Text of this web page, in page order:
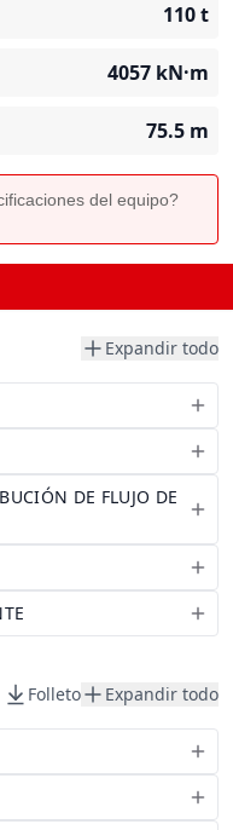
110t
4057 kN·m
75.5 m
del equipo?
Expandir todo
DE FLUJO DE
Folleto Expandir todo